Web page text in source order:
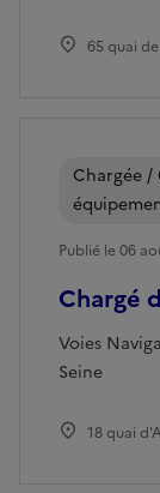
65 quai
Chargé
Voies
Seine
Chargée
Publié le 06
18 quai